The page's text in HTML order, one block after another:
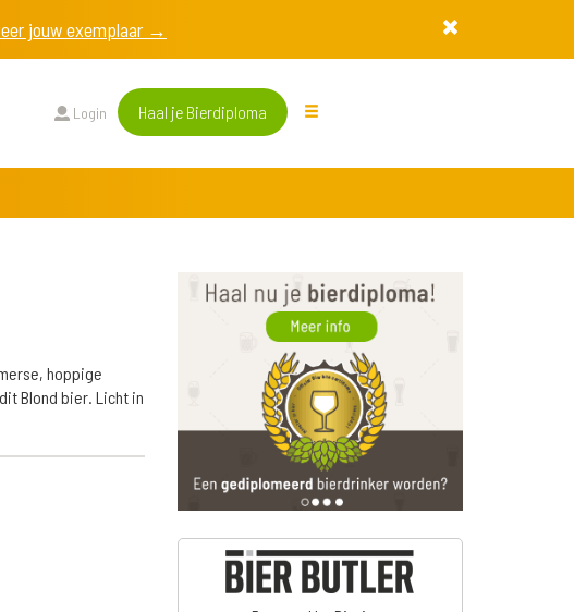
jouw exemplaar →
Login Haal je Bierdiploma
hoppige
Blond bier. Licht in